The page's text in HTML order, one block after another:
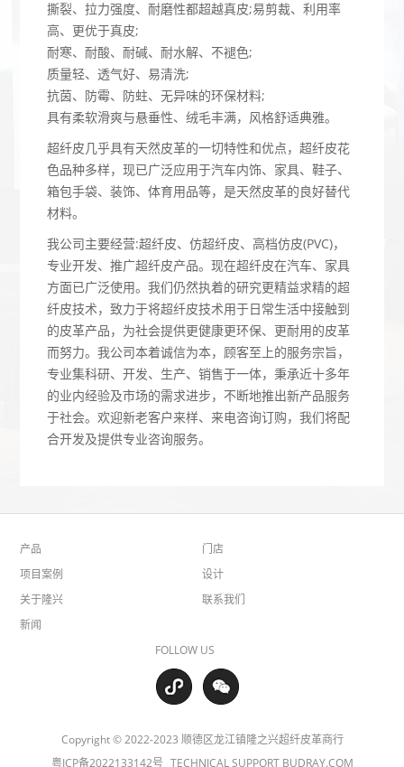
撕裂、拉力强度、耐磨性都超越真皮;易剪裁、利用率
高、更优于真皮;
耐寒、耐酸、耐碱、耐水解、不褪色;
质量轻、透气好、易清洗;
抗茵、防霉、防蛀、无异味的环保材料;
具有柔软滑爽与悬垂性、绒毛丰满，风格舒适典雅。
超纤皮几乎具有天然皮革的一切特性和优点，超纤皮花
色品种多样，现已广泛应用于汽车内饰、家具、鞋子、
箱包手袋、装饰、体育用品等，是天然皮革的良好替代
材料。
我公司主要经营:超纤皮、仿超纤皮、高档仿皮(PVC)，
专业开发、推广超纤皮产品。现在超纤皮在汽车、家具
方面已广泛使用。我们仍然执着的研究更精益求精的超
纤皮技术，致力于将超纤皮技术用于日常生活中接触到
的皮革产品，为社会提供更健康更环保、更耐用的皮革
而努力。我公司本着诚信为本，顾客至上的服务宗旨，
专业集科研、开发、生产、销售于一体，秉承近十多年
的业内经验及市场的需求进步，不断地推出新产品服务
于社会。欢迎新老客户来样、来电咨询订购，我们将配
合开发及提供专业咨询服务。
产品
项目案例
关于隆兴
新闻
门店
设计
联系我们
FOLLOW US
Copyright © 2022-2023 顺德区龙江镇隆之兴超纤皮革商行
粤ICP备2022133142号 TECHNICAL SUPPORT BUDRAY.COM